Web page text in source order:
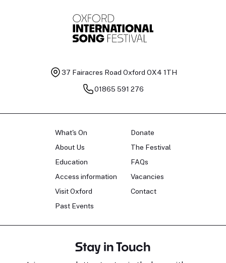
37 Fairacres Road Oxford OX4 1TH
01865 591 276
What's On
About Us
Education
Access information
Visit Oxford
Past Events
Donate
The Festival
FAQs
Vacancies
Contact
Stay in Touch